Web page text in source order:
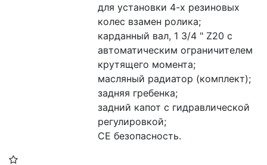
для установки 4-х резиновых
колес взамен ролика;
карданный вал, 1 3/4 " Z20 с
автоматическим ограничителем
крутящего момента;
масляный радиатор (комплект);
задняя гребенка;
задний капот с гидравлической
регулировкой;
CE безопасность.